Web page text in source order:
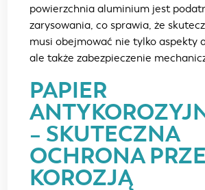
powierzchnia aluminium jest
zarysowania, co sprawia, że
musi obejmować nie tylko aspekty
ale także zabezpieczenie
PAPIER
– SKUTECZNA
OCHRONA
KOROZJĄ